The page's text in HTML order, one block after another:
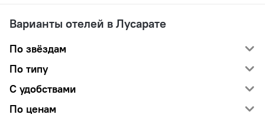
Варианты отелей в Лусарате
По звёздам
По типу
С удобствами
По ценам